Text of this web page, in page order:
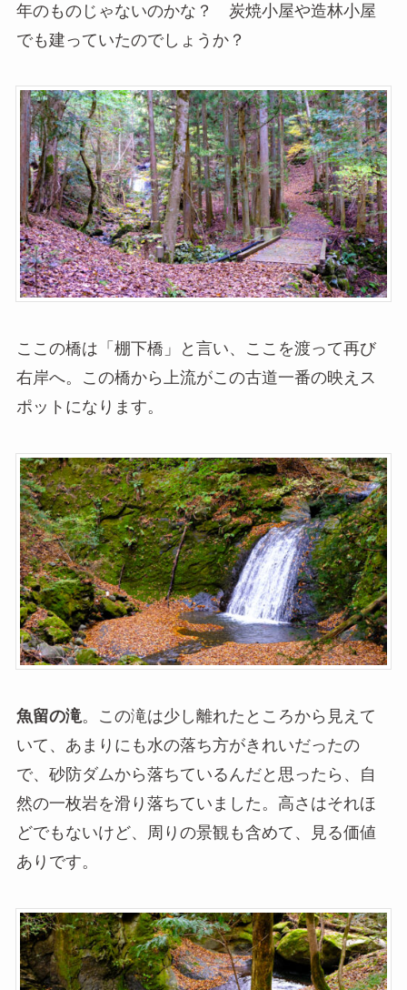
年のものじゃないのかな？ 炭焼小屋や造林小屋
でも建っていたのでしょうか？
ここの橋は「棚下橋」と言い、ここを渡って再び
右岸へ。この橋から上流がこの古道一番の映えス
ポットになります。
魚留の滝。この滝は少し離れたところから見えて
いて、あまりにも水の落ち方がきれいだったの
で、砂防ダムから落ちているんだと思ったら、自
然の一枚岩を滑り落ちていました。高さはそれほ
どでもないけど、周りの景観も含めて、見る価値
ありです。